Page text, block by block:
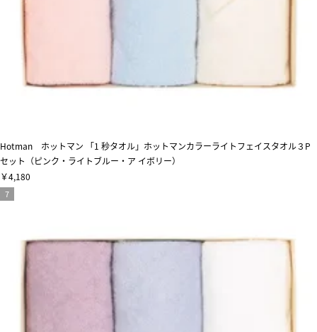
Hotman ホットマン 「1 秒タオル」ホットマンカラーライトフェイスタオル３P
セット（ピンク・ライトブルー・ア イボリー）
￥4,180